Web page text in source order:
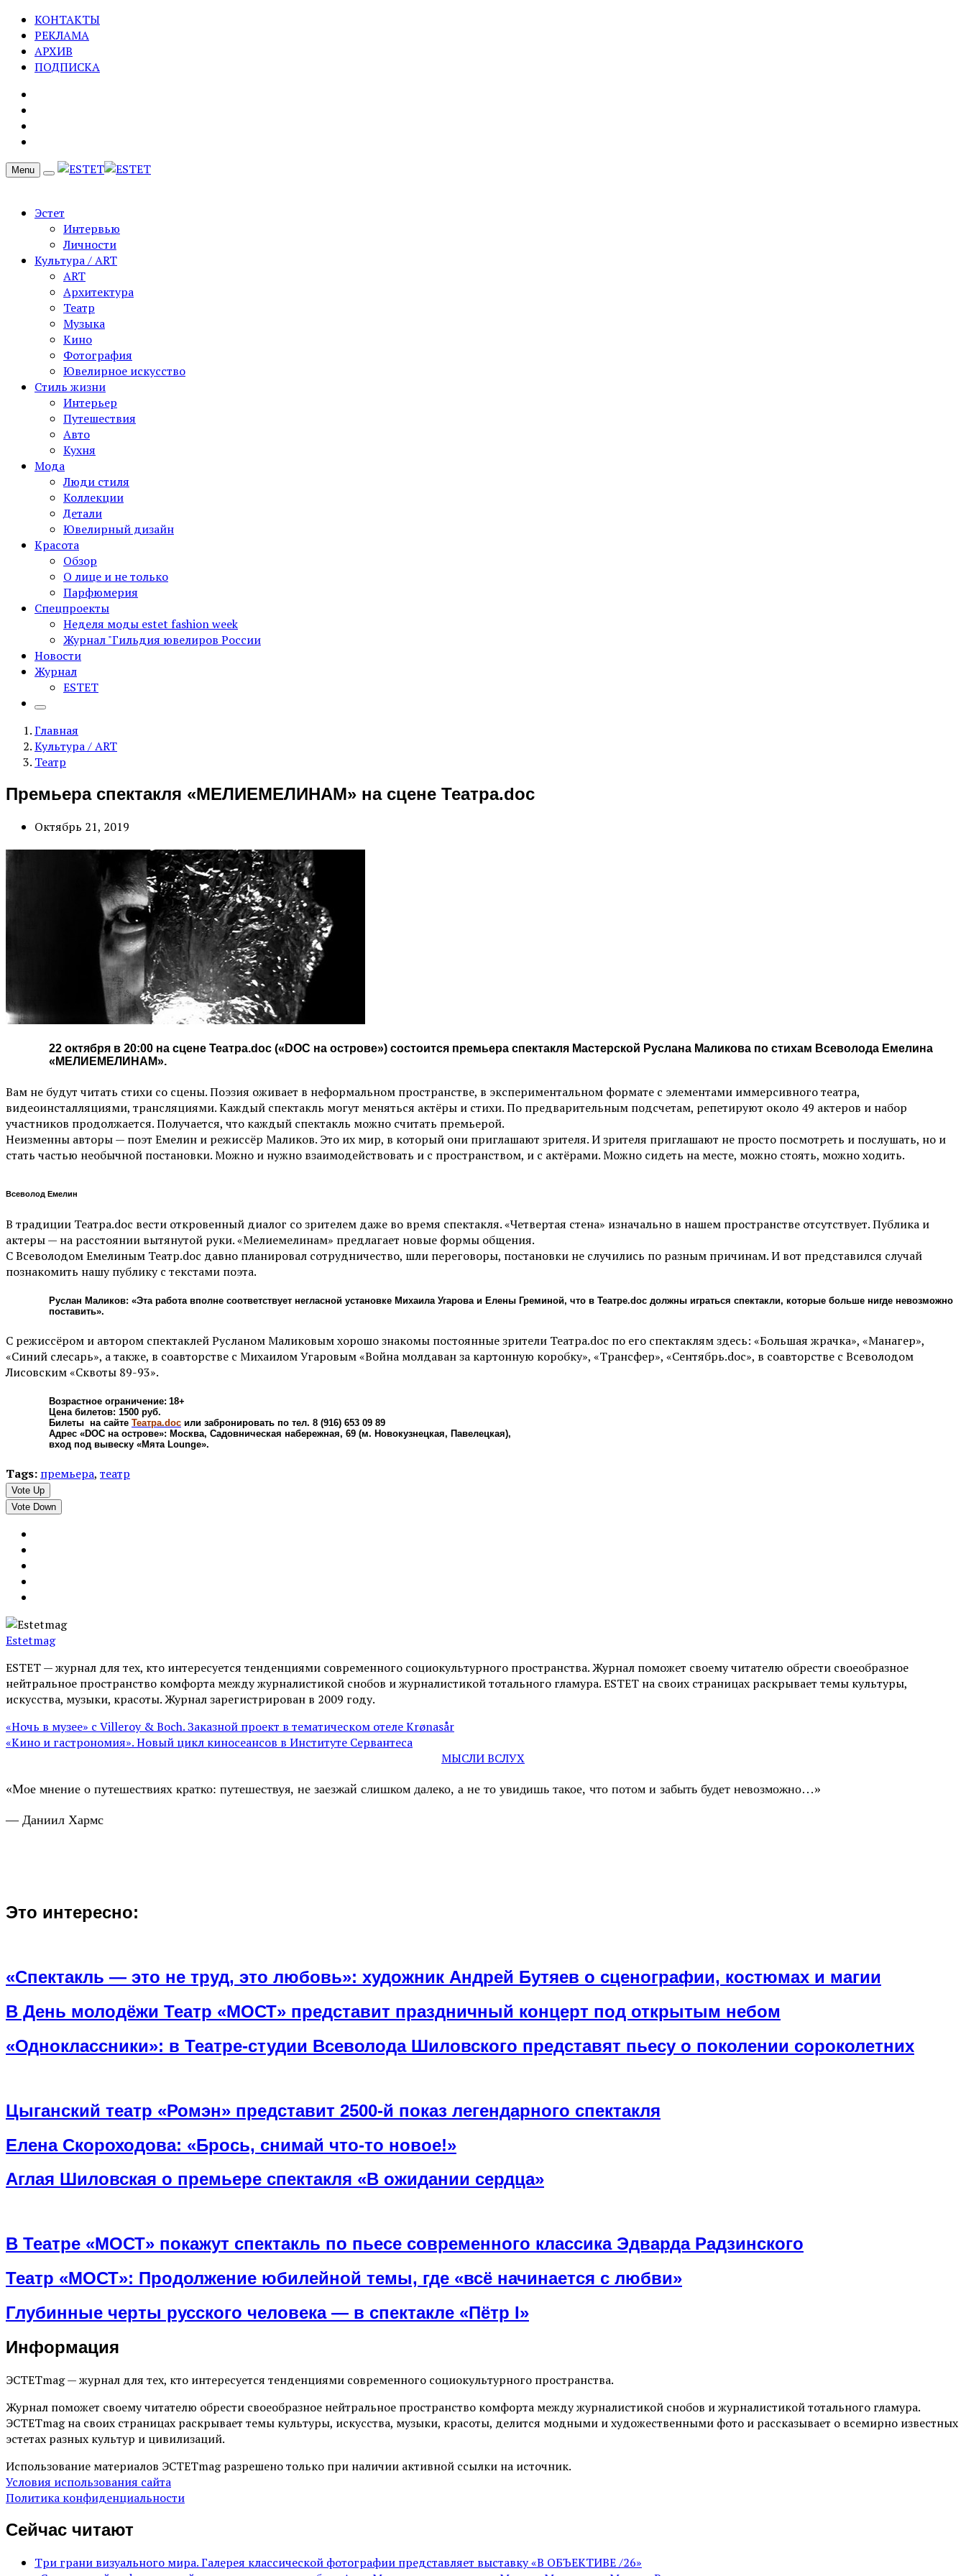
КОНТАКТЫ
РЕКЛАМА
АРХИВ
ПОДПИСКА
Menu
Эстет
Интервью
Личности
Культура / ART
ART
Архитектура
Театр
Музыка
Кино
Фотография
Ювелирное искусство
Стиль жизни
Интерьер
Путешествия
Авто
Кухня
Мода
Люди стиля
Коллекции
Детали
Ювелирный дизайн
Красота
Обзор
О лице и не только
Парфюмерия
Спецпроекты
Неделя моды estet fashion week
Журнал "Гильдия ювелиров России
Новости
Журнал
ESTET
Главная
Культура / ART
Театр
Премьера спектакля «МЕЛИЕМЕЛИНАМ» на сцене Театра.doc
Октябрь 21, 2019
22 октября в 20:00 на сцене Театра.doc («DOC на острове») состоится премьера спектакля Мастерской Руслана Маликова по стихам Всеволода Емелина
«МЕЛИЕМЕЛИНАМ».
Вам не будут читать стихи со сцены. Поэзия оживает в неформальном пространстве, в экспериментальном формате с элементами иммерсивного театра,
видеоинсталляциями, трансляциями. Каждый спектакль могут меняться актёры и стихи. По предварительным подсчетам, репетируют около 49 актеров и набор
участников продолжается. Получается, что каждый спектакль можно считать премьерой.
Неизменны авторы — поэт Емелин и режиссёр Маликов. Это их мир, в который они приглашают зрителя. И зрителя приглашают не просто посмотреть и послушать, но и
стать частью необычной постановки. Можно и нужно взаимодействовать и с пространством, и с актёрами. Можно сидеть на месте, можно стоять, можно ходить.
Всеволод Емелин
В традиции Театра.doc вести откровенный диалог со зрителем даже во время спектакля. «Четвертая стена» изначально в нашем пространстве отсутствует. Публика и
актеры — на расстоянии вытянутой руки. «Мелиемелинам» предлагает новые формы общения.
С Всеволодом Емелиным Театр.doc давно планировал сотрудничество, шли переговоры, постановки не случились по разным причинам. И вот представился случай
познакомить нашу публику с текстами поэта.
Руслан Маликов: «Эта работа вполне соответствует негласной установке Михаила Угарова и Елены Греминой, что в Театре.doc должны играться спектакли, которые больше нигде невозможно
поставить».
С режиссёром и автором спектаклей Русланом Маликовым хорошо знакомы постоянные зрители Театра.doc по его спектаклям здесь: «Большая жрачка», «Манагер»,
«Синий слесарь», а также, в соавторстве с Михаилом Угаровым «Война молдаван за картонную коробку», «Трансфер», «Сентябрь.doc», в соавторстве с Всеволодом
Лисовским «Сквоты 89-93».
Возрастное ограничение: 18+
Цена билетов: 1500 руб.
Билеты на сайте Театра.doc или забронировать по тел. 8 (916) 653 09 89
Адрес «DOC на острове»: Москва, Садовническая набережная, 69 (м. Новокузнецкая, Павелецкая),
вход под вывеску «Мята Lounge».
Tags: премьера, театр
Vote Up
Vote Down
Estetmag
ESTET — журнал для тех, кто интересуeтся тенденциями современного социокультурного пространства. Журнал поможет своему читателю обрести своеобразное
нейтральное пространство комфорта между журналистикой снобов и журналистикой тотального гламура. ESTET на своих страницах раскрывает темы культуры,
искусства, музыки, красоты. Журнал зарегистрирован в 2009 году.
«Ночь в музее» с Villeroy & Boch. Заказной проект в тематическом отеле Krønasår
«Кино и гастрономия». Новый цикл киносеансов в Институте Сервантеса
МЫСЛИ ВСЛУХ
«Мое мнение о путешествиях кратко: путешествуя, не заезжай слишком далеко, а не то увидишь такое, что потом и забыть будет невозможно…»
— Даниил Хармс
Это интересно:
«Спектакль — это не труд, это любовь»: художник Андрей Бутяев о сценографии, костюмах и магии
В День молодёжи Театр «МОСТ» представит праздничный концерт под открытым небом
«Одноклассники»: в Театре-студии Всеволода Шиловского представят пьесу о поколении сороколетних
Цыганский театр «Ромэн» представит 2500-й показ легендарного спектакля
Елена Скороходова: «Брось, снимай что-то новое!»
Аглая Шиловская о премьере спектакля «В ожидании сердца»
В Театре «МОСТ» покажут спектакль по пьесе современного классика Эдварда Радзинского
Театр «МОСТ»: Продолжение юбилейной темы, где «всё начинается с любви»
Глубинные черты русского человека — в спектакле «Пётр I»
Информация
ЭСТЕТmag — журнал для тех, кто интересуется тенденциями современного социокультурного пространства.
Журнал поможет своему читателю обрести своеобразное нейтральное пространство комфорта между журналистикой снобов и журналистикой тотального гламура.
ЭСТЕТmag на своих страницах раскрывает темы культуры, искусства, музыки, красоты, делится модными и художественными фото и рассказывает о всемирно известных
эстетах разных культур и цивилизаций.
Использование материалов ЭСТЕТmag разрешено только при наличии активной ссылки на источник.
Условия использования сайта
Политика конфиденциальности
Сейчас читают
Три грани визуального мира. Галерея классической фотографии представляет выставку «В ОБЪЕКТИВЕ /26»